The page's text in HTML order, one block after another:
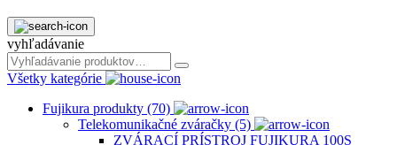
vyhľadávanie
Všetky kategórie
Fujikura produkty (70)
Telekomunikačné zváračky (5)
ZVÁRACÍ PRÍSTROJ FUJIKURA 100S